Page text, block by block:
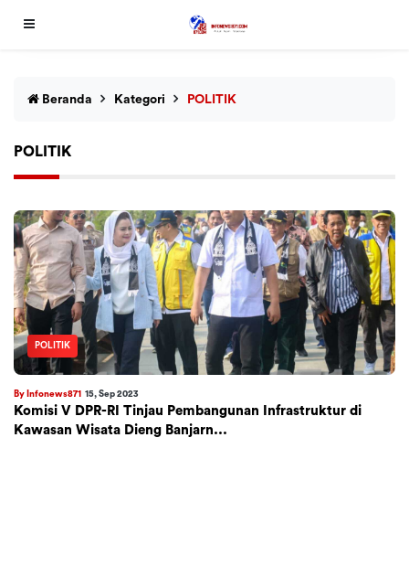
Beranda Kategori POLITIK
POLITIK
POLITIK
By Infonews871 15, Sep 2023
Komisi V DPR-RI Tinjau Pembangunan Infrastruktur di
Kawasan Wisata Dieng Banjarn...